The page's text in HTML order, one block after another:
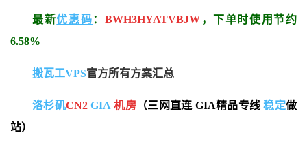
最新优惠码： BWH3HYATVBJW，下单时使用节约
6.58%
搬瓦工VPS官方所有方案汇总
洛杉矶CN2GIA 机房 （三网直连 GIA精品专线稳定做
站）